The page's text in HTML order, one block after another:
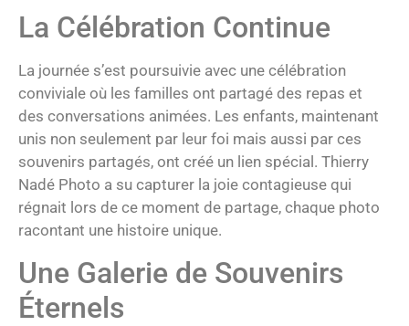
La Célébration Continue
La journée s’est poursuivie avec une célébration
conviviale où les familles ont partagé des repas et
des conversations animées. Les enfants, maintenant
unis non seulement par leur foi mais aussi par ces
souvenirs partagés, ont créé un lien spécial. Thierry
Nadé Photo a su capturer la joie contagieuse qui
régnait lors de ce moment de partage, chaque photo
racontant une histoire unique.
Une Galerie de Souvenirs
Éternels